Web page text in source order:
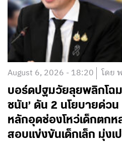
August 6, 2026 - 18:20 โดย
บอร์ดปฐมวัยลุยพลิกโฉ
ชนัน’ ดัน 2 นโยบายด่วน
หลักอุดช่องโหว่เด็กตก
สอบแข่งขันเด็กเล็ก มุ่งเ